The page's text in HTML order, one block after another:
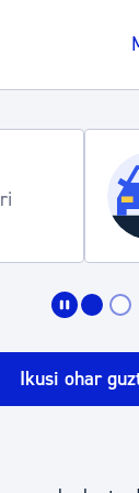
Ikusi ohar